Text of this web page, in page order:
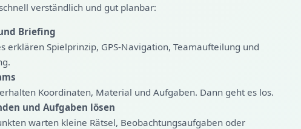
verständlich und gut planbar:
Briefing
erklären Spielprinzip, GPS-Navigation, Teamaufteilung und
Koordinaten, Material und Aufgaben. Dann geht es los.
und Aufgaben lösen
warten kleine Rätsel, Beobachtungsaufgaben oder